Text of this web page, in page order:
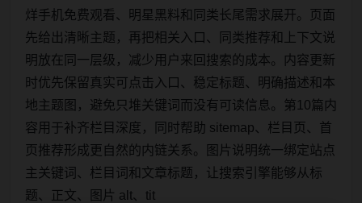
烊手机免费观看、明星黑料和同类长尾需求展开。页面
先给出清晰主题，再把相关入口、同类推荐和上下文说
明放在同一层级，减少用户来回搜索的成本。内容更新
时优先保留真实可点击入口、稳定标题、明确描述和本
地主题图，避免只堆关键词而没有可读信息。第10篇内
容用于补齐栏目深度，同时帮助 sitemap、栏目页、首
页推荐形成更自然的内链关系。图片说明统一绑定站点
主关键词、栏目词和文章标题，让搜索引擎能够从标
题、正文、图片 alt、tit